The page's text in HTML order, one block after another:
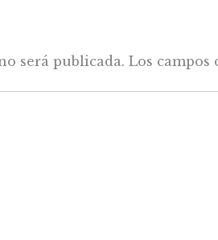
será publicada. Los campos